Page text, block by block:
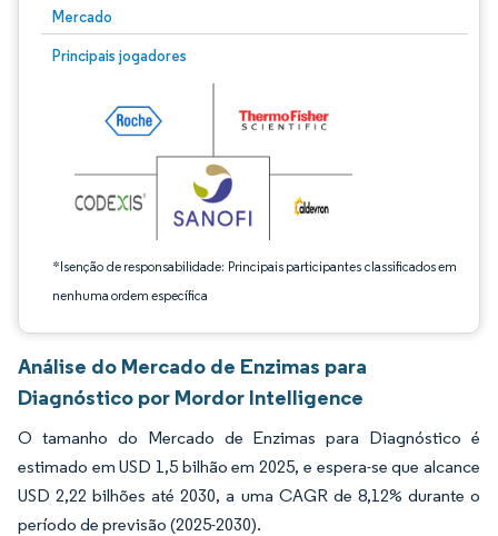
Mercado
Principais jogadores
*Isenção de responsabilidade: Principais participantes classificados em
nenhuma ordem específica
Imagem © Mordor Intelligence. O reuso requer atribuição conforme CC BY 4.0.
Análise do Mercado de Enzimas para
Diagnóstico por Mordor Intelligence
O tamanho do Mercado de Enzimas para Diagnóstico é
estimado em USD 1,5 bilhão em 2025, e espera-se que alcance
USD 2,22 bilhões até 2030, a uma CAGR de 8,12% durante o
período de previsão (2025-2030).